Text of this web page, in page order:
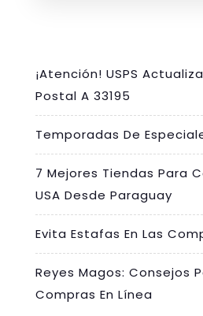
¡Atención! USPS
Postal A 33195
Temporadas De
7 Mejores Tiendas Para
USA Desde Paraguay
Evita Estafas En Las
Reyes Magos: Consejos
Compras En Línea